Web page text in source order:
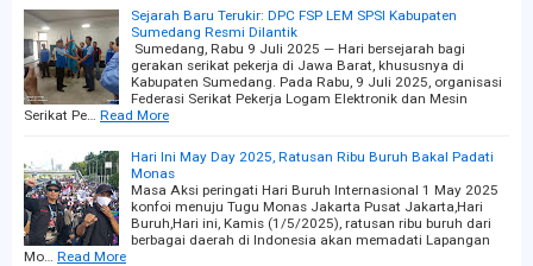
Sejarah Baru Terukir: DPC FSP LEM SPSI Kabupaten
Sumedang Resmi Dilantik
Sumedang, Rabu 9 Juli 2025 — Hari bersejarah bagi
gerakan serikat pekerja di Jawa Barat, khususnya di
Kabupaten Sumedang. Pada Rabu, 9 Juli 2025, organisasi
Federasi Serikat Pekerja Logam Elektronik dan Mesin
Serikat Pe… Read More
Hari Ini May Day 2025, Ratusan Ribu Buruh Bakal Padati
Monas
Masa Aksi peringati Hari Buruh Internasional 1 May 2025
konfoi menuju Tugu Monas Jakarta Pusat Jakarta,Hari
Buruh,Hari ini, Kamis (1/5/2025), ratusan ribu buruh dari
berbagai daerah di Indonesia akan memadati Lapangan
Mo… Read More